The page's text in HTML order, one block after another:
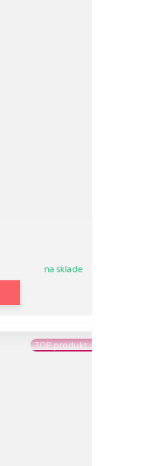
na sklade
TOP produkt